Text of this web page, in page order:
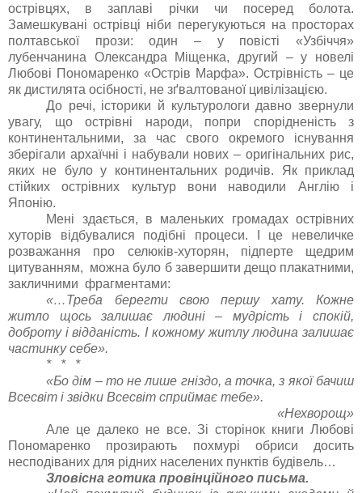
острівцях, в заплаві річки чи посеред болота.
Замешкувані острівці ніби перегукуються на просторах
полтавської прози: один – у повісті «Узбіччя»
лубенчанина Олександра Міщенка, другий – у новелі
Любові Пономаренко «Острів Марфа». Острівність – це
як дистилята осібності, не зґвалтованої цивілізацією.
До речі, історики й культурологи давно звернули
увагу, що острівні народи, попри спорідненість з
континентальними, за час свого окремого існування
зберігали архаїчні і набували нових – оригінальних рис,
яких не було у континентальних родичів. Як приклад
стійких острівних культур вони наводили Англію і
Японію.
Мені здається, в маленьких громадах острівних
хуторів відбувалися подібні процеси. І це невеличке
розважання про селюків-хуторян, підперте щедрим
цитуванням, можна було б завершити дещо плакатними,
закличними фрагментами:
«…Треба берегти свою першу хату. Кожне
житло щось залишає людині – мудрість і спокій,
доброту і відданість. І кожному житлу людина залишає
частинку себе».
* * *
«Бо дім – то не лише гніздо, а точка, з якої бачиш
Всесвіт і звідки Всесвіт сприймає тебе».
«Нехворощ»
Але це далеко не все. Зі сторінок книги Любові
Пономаренко прозирають похмурі обриси досить
несподіваних для рідних населених пунктів будівель…
Зловісна готика провінційного письма.